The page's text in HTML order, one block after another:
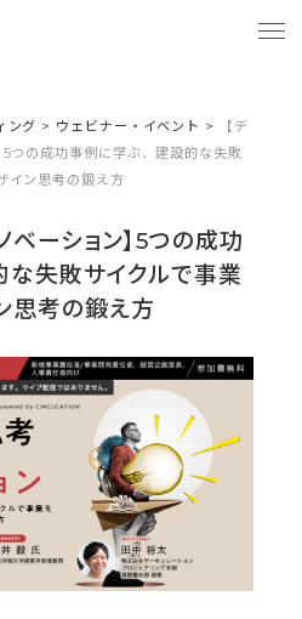
ング > ウェビナー・イベント >
【デ
つの成功事例に学ぶ、建設的な失敗
イン思考の鍛え方
ベーション】5つの成功
な失敗サイクルで事業
思考の鍛え方